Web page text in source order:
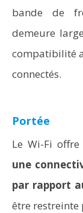
bande de
demeure
compatibilité
connectés.
Portée
Le Wi-Fi offre
une
par rapport
être restreinte